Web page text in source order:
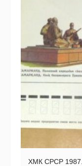
ХМК СРСР